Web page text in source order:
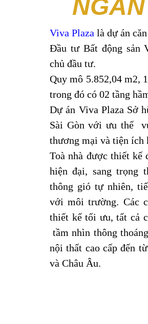
Viva Plaza là dự án
Đầu tư Bất động sản
chủ đầu tư.
Quy mô 5.852,04 m2,
trong đó có 02 tầng
Dự án Viva Plaza Sở
Sài Gòn với ưu thế
thương mại và tiện ích
Toà nhà được thiết kế
hiện đại, sang trọng
thông gió tự nhiên,
với môi trường. Các
thiết kế tối ưu, tất cả
tầm nhìn thông
nội thất cao cấp đến
và Châu Âu.